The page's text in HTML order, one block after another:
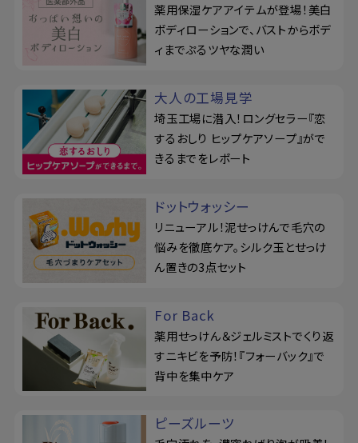
薬用保湿ケアアイテムが登場！美白
ボディローションで、バストからボデ
ィまでぷるツヤな潤い
大人の工場見学
埼玉工場に潜入！ロングセラー『恋
するおしり ヒップケアソープ』がで
きるまでをレポート
ドットウォッシー
リニューアル！泥せっけんで毛穴の
悩みを徹底ケア。シルク玉とせっけ
ん置きの3点セット
For Back
薬用せっけん＆ジェルミストでくり返
すニキビを予防！『フォーバック』で
背中を集中ケア
ピーズルーツ